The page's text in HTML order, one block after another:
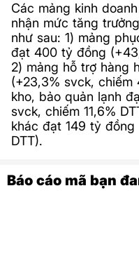
Các mảng kinh
nhận mức tăng
như sau: 1) mảng
đạt 400 tỷ đồng
2) mảng hỗ trợ hàng
(+23,3% svck, chiếm
kho, bảo quản lạnh
svck, chiếm 11,6%
khác đạt 149 tỷ đồng
DTT).
Báo cáo mã bạn